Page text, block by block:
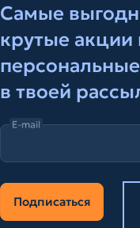
Самые
крутые акции
в твоей
E-mail
Подписаться